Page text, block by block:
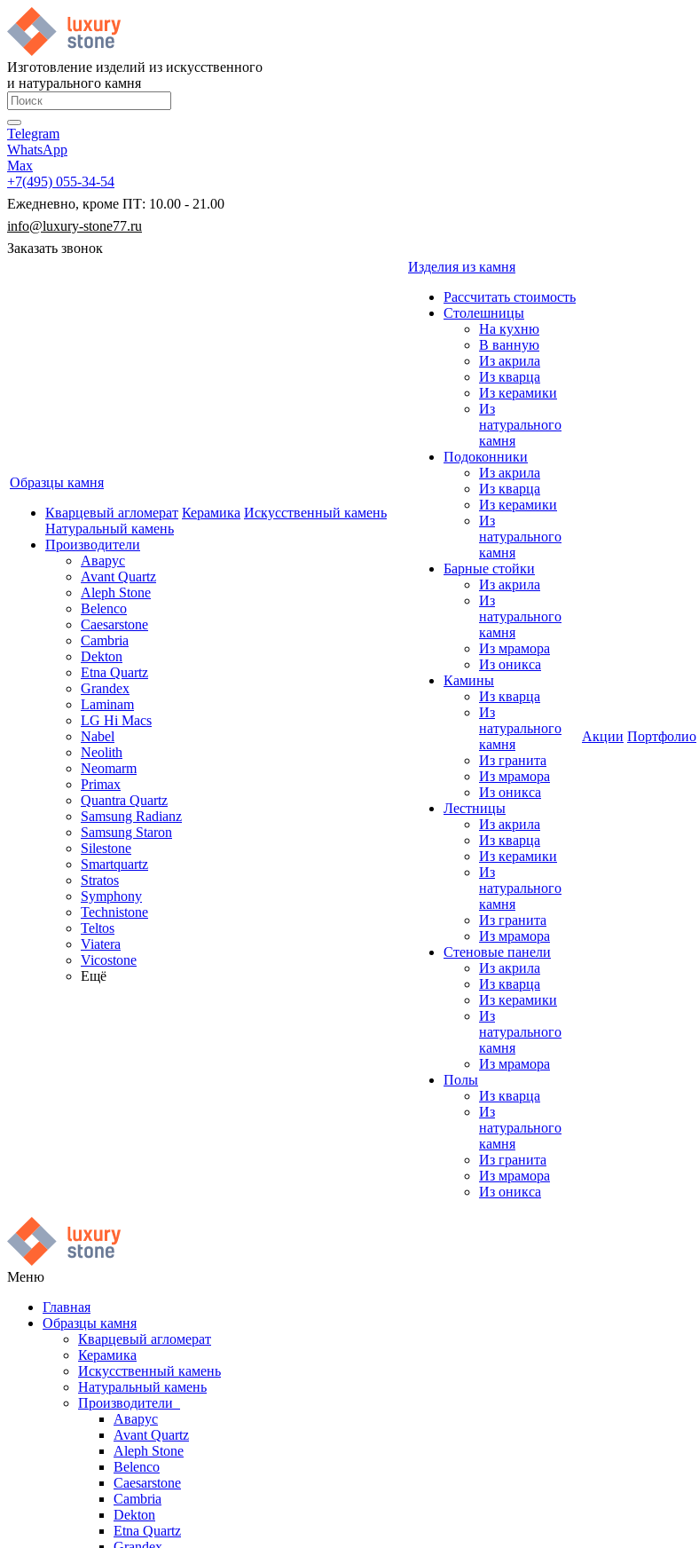
Изготовление изделий из искусственного
и натурального камня
Telegram
WhatsApp
Max
+7(495) 055-34-54
Ежедневно, кроме ПТ: 10.00 - 21.00
info@luxury-stone77.ru
Заказать звонок
Образцы камня
Кварцевый агломерат Керамика Искусственный камень
Натуральный камень
Производители
Аварус
Avant Quartz
Aleph Stone
Belenco
Caesarstone
Cambria
Dekton
Etna Quartz
Grandex
Laminam
LG Hi Macs
Nabel
Neolith
Neomarm
Primax
Quantra Quartz
Samsung Radianz
Samsung Staron
Silestone
Smartquartz
Stratos
Symphony
Technistone
Teltos
Viatera
Vicostone
Ещё
Изделия из камня
Рассчитать стоимость
Столешницы
На кухню
В ванную
Из акрила
Из кварца
Из керамики
Из
натурального
камня
Подоконники
Из акрила
Из кварца
Из керамики
Из
натурального
камня
Барные стойки
Из акрила
Из
натурального
камня
Из мрамора
Из оникса
Камины
Из кварца
Из
натурального
камня
Из гранита
Из мрамора
Из оникса
Лестницы
Из акрила
Из кварца
Из керамики
Из
натурального
камня
Из гранита
Из мрамора
Стеновые панели
Из акрила
Из кварца
Из керамики
Из
натурального
камня
Из мрамора
Полы
Из кварца
Из
натурального
камня
Из гранита
Из мрамора
Из оникса
Акции Портфолио
Меню
Главная
Образцы камня
Кварцевый агломерат
Керамика
Искусственный камень
Натуральный камень
Производители
Аварус
Avant Quartz
Aleph Stone
Belenco
Caesarstone
Cambria
Dekton
Etna Quartz